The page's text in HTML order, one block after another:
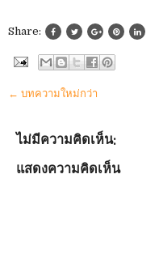
Share:
← บทความใหม่กว่า
ไม่มีความคิดเห็น:
แสดงความคิดเห็น